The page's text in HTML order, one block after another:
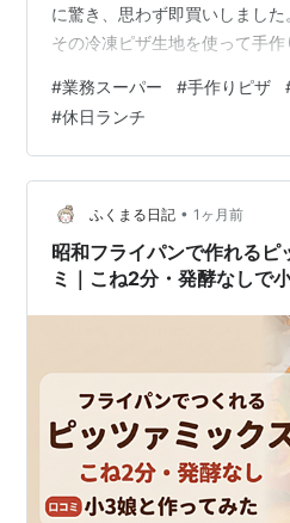
に驚き、思わず即買いしまし
その冷凍ピザ生地を使って手
スーパーで見つけたミラノ風ピ
コスパがすごい 手作りピザ 業
種類 手作りピザ 薄い生地と分
ザ 次に試したいナポリ風の分
な具材を好きなだけ入れられ
と一緒に楽しめた …
#業務スーパー #手作りピザ
#休日ランチ
ふくまる日記 • 1ヶ月前
昭和フライパンで作れるピ
ミ｜こね2分・発酵なしで